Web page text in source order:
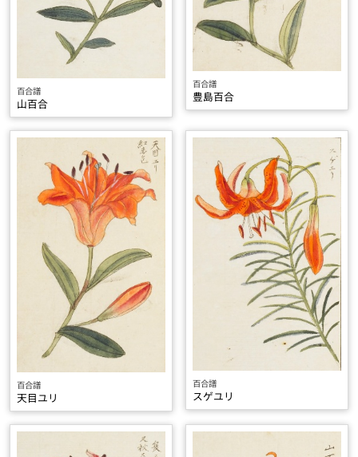
百合譜
山百合
百合譜
豊島百合
百合譜
天目ユリ
百合譜
スゲユリ